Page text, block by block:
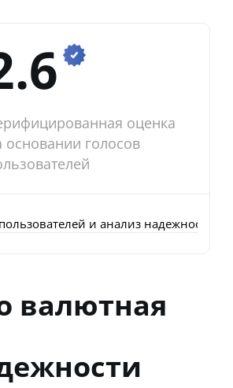
оценка
основании голосов
и анализ надежности
валютная